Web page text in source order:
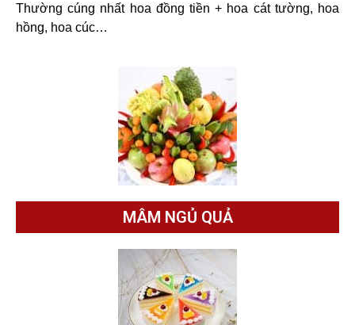
Thường cúng nhất hoa đồng tiền + hoa cát tường, hoa
hồng, hoa cúc…
MÂM NGỦ QUẢ